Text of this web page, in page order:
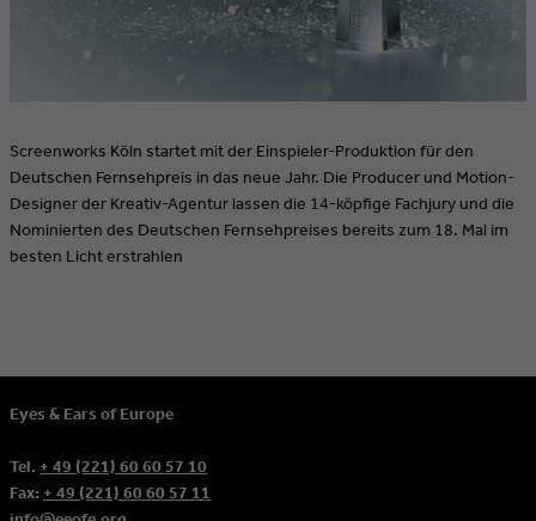
Screenworks Köln startet mit der Einspieler-Produktion für den
Deutschen Fernsehpreis in das neue Jahr. Die Producer und Motion-
Designer der Kreativ-Agentur lassen die 14-köpfige Fachjury und die
Nominierten des Deutschen Fernsehpreises bereits zum 18. Mal im
besten Licht erstrahlen
Eyes & Ears of Europe
Tel. + 49 (221) 60 60 57 10
Fax: + 49 (221) 60 60 57 11